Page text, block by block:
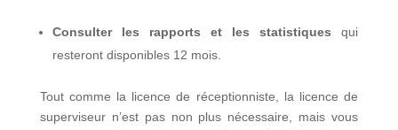
Consulter les rapports et les statistiquesqui
resteront disponibles 12 mois.
Tout comme la licence de réceptionniste, la licence de
superviseur n’est pas non plus nécessaire, mais vous